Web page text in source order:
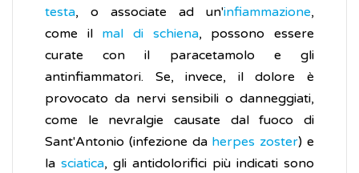
testa, o associate ad un'infiammazione,
come il mal di schiena, possono essere
curate con il paracetamolo e gli
antinfiammatori. Se, invece, il dolore è
provocato da nervi sensibili o danneggiati,
come le nevralgie causate dal fuoco di
Sant'Antonio (infezione da herpes zoster) e
la sciatica, gli antidolorifici più indicati sono